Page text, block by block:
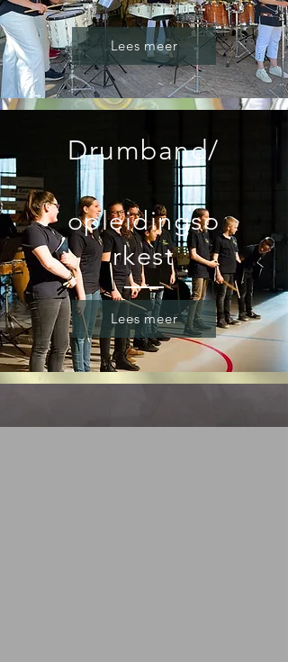
Lees meer
Drumband/
opleidingso
rkest
Lees meer